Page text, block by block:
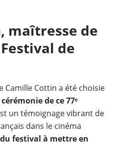
maîtresse de
de
Camille Cottin a été choisie
de ce 77ᵉ
un témoignage vibrant de
dans le cinéma
festival à mettre en